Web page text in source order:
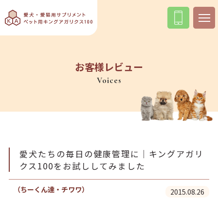
お客様レビュー
Voices
愛犬たちの毎日の健康管理に｜キングアガリ
クス100をお試ししてみました
（ちーくん達・チワワ） 2015.08.26